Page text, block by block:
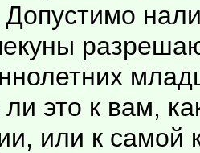
это к вам,
или к самой